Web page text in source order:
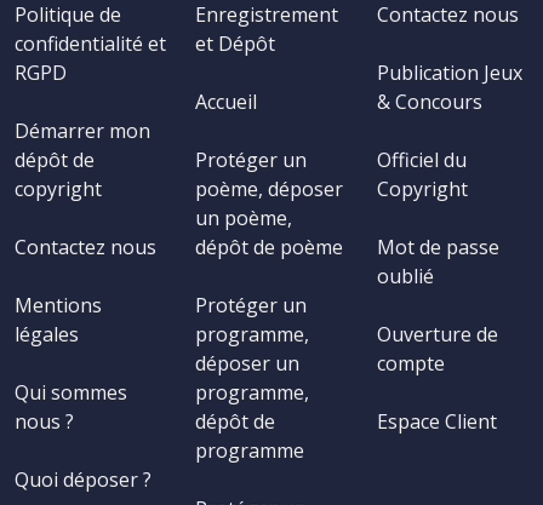
Politique de
confidentialité et
RGPD
Démarrer mon
dépôt de
copyright
Contactez nous
Mentions
légales
Qui sommes
nous ?
Quoi déposer ?
Enregistrement
et Dépôt
Accueil
Protéger un
poème, déposer
un poème,
dépôt de poème
Protéger un
programme,
déposer un
programme,
dépôt de
programme
Contactez nous
Publication Jeux
& Concours
Officiel du
Copyright
Mot de passe
oublié
Ouverture de
compte
Espace Client